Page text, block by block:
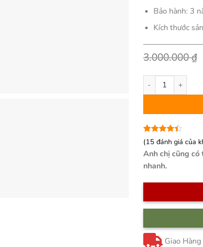
Bảo hành: 3
Kích thước
3.000.000₫
Ghế ăn nhập
4.4trên 5
dựa trên
15
đánh giá
(15 đánh giá của
Anh chị cũng
nhanh.
Giao